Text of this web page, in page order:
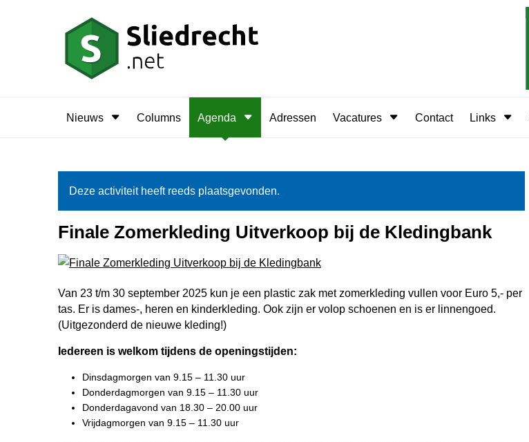
Nieuws Columns Agenda Adressen Vacatures Contact Links
Deze activiteit heeft reeds plaatsgevonden.
Finale Zomerkleding Uitverkoop bij de Kledingbank
Van 23 t/m 30 september 2025 kun je een plastic zak met zomerkleding vullen voor Euro 5,- per
tas. Er is dames-, heren en kinderkleding. Ook zijn er volop schoenen en is er linnengoed.
(Uitgezonderd de nieuwe kleding!)
Iedereen is welkom tijdens de openingstijden:
Dinsdagmorgen van 9.15 – 11.30 uur
Donderdagmorgen van 9.15 – 11.30 uur
Donderdagavond van 18.30 – 20.00 uur
Vrijdagmorgen van 9.15 – 11.30 uur